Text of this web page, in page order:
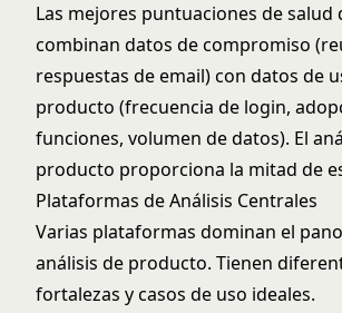
Las mejores puntuaciones de salud
combinan datos de compromiso
respuestas de email) con datos de
producto (frecuencia de login,
funciones, volumen de datos). El
producto proporciona la mitad de
Plataformas de Análisis Centrales
Varias plataformas dominan el
análisis de producto. Tienen
fortalezas y casos de uso ideales.